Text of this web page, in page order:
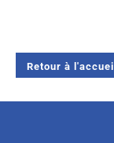
Retour à l'accueil